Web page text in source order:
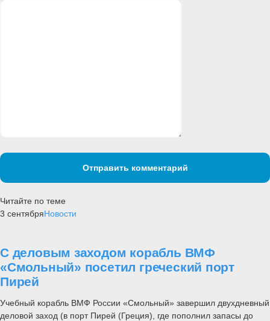
Отправить комментарий
Читайте по теме
3 сентябряНовости
С деловым заходом корабль ВМФ
«Смольный» посетил греческий порт
Пирей
Учебный корабль ВМФ России «Смольный» завершил двухдневный
деловой заход (в порт Пирей (Греция), где пополнил запасы до